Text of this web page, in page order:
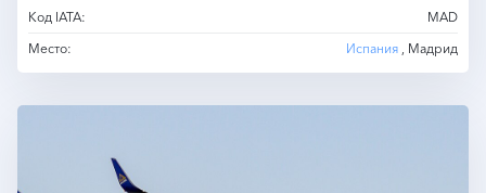
Код IATA:
MAD
Место:
Испания , Мадрид